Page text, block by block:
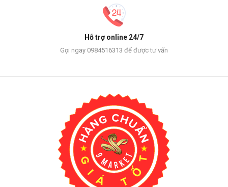
Hỗ trợ online 24/7
Gọi ngay 0984516313 để được tư vấn